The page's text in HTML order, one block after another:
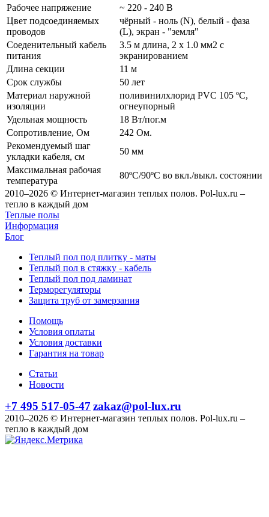
Рабочее напряжение
~ 220 - 240 В
Цвет подсоединяемых
проводов
чёрный - ноль (N), белый - фаза
(L), экран - "земля"
Соеденительный кабель
питания
3.5 м длина, 2 x 1.0 мм2 с
экранированием
Длина секции
11 м
Срок службы
50 лет
Материал наружной
изоляции
поливинилхлорид PVC 105 ºС,
огнеупорный
Удельная мощность
18 Вт/пог.м
Сопротивление, Ом
242 Ом.
Рекомендуемый шаг
укладки кабеля, см
50 мм
Максимальная рабочая
температура
80ºС/90ºС во вкл./выкл. состоянии
2010–2026 © Интернет-магазин теплых полов. Pol-lux.ru –
тепло в каждый дом
Теплые полы
Информация
Блог
Теплый пол под плитку - маты
Теплый пол в стяжку - кабель
Теплый пол под ламинат
Терморегуляторы
Защита труб от замерзания
Помощь
Условия оплаты
Условия доставки
Гарантия на товар
Статьи
Новости
+7 495 517-05-47 zakaz@pol-lux.ru
2010–2026 © Интернет-магазин теплых полов. Pol-lux.ru –
тепло в каждый дом